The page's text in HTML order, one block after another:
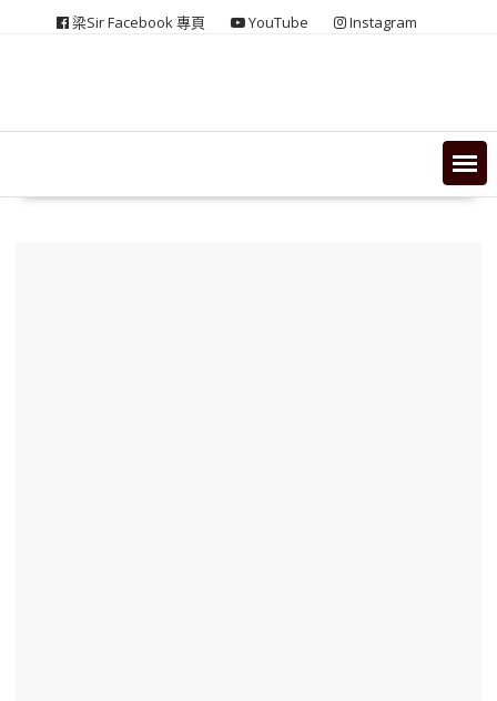
梁Sir Facebook 專頁 YouTube Instagram